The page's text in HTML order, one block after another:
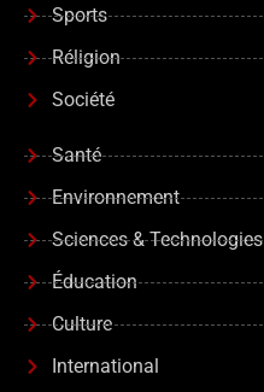
Sports
Réligion
Société
Santé
Environnement
Sciences & Technologies
Éducation
Culture
International